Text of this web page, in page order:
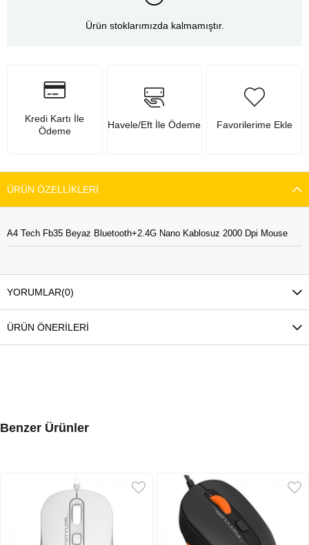
Ürün stoklarımızda kalmamıştır.
Kredi Kartı İle
Ödeme
Havele/Eft İle Ödeme Favorilerime Ekle
ÜRÜN ÖZELLIKLERI
A4 Tech Fb35 Beyaz Bluetooth+2.4G Nano Kablosuz 2000 Dpi Mouse
YORUMLAR(0)
ÜRÜN ÖNERILERI
Benzer Ürünler